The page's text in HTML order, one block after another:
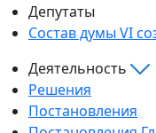
Депутаты
Состав думы VI
Деятельность
Решения
Постановления